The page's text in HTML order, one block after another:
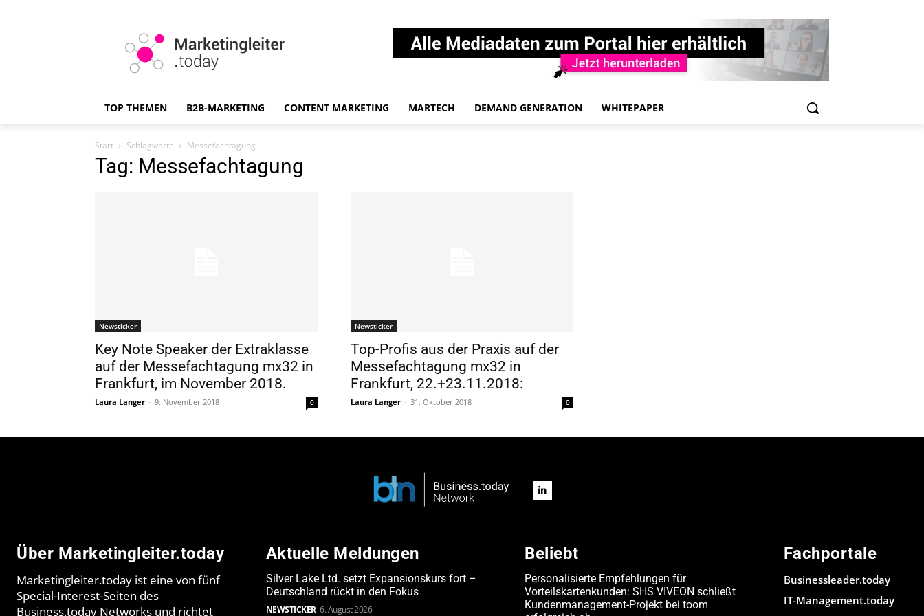
TOP THEMEN B2B-MARKETING CONTENT MARKETING MARTECH DEMAND GENERATION WHITEPAPER
Start Schlagworte Messefachtagung
Tag: Messefachtagung
Newsticker
Key Note Speaker der Extraklasse
auf der Messefachtagung mx32 in
Frankfurt, im November 2018.
Laura Langer - 9. November 2018 0
Newsticker
Top-Profis aus der Praxis auf der
Messefachtagung mx32 in
Frankfurt, 22.+23.11.2018:
Laura Langer - 31. Oktober 2018 0
Über Marketingleiter.today
Marketingleiter.today ist eine von fünf
Special-Interest-Seiten des
Business.today Networks und richtet
Aktuelle Meldungen
Silver Lake Ltd. setzt Expansionskurs fort –
Deutschland rückt in den Fokus
NEWSTICKER 6. August 2026
Beliebt
Personalisierte Empfehlungen für
Vorteilskartenkunden: SHS VIVEON schließt
Kundenmanagement-Projekt bei toom
Fachportale
Businessleader.today
IT-Management.today